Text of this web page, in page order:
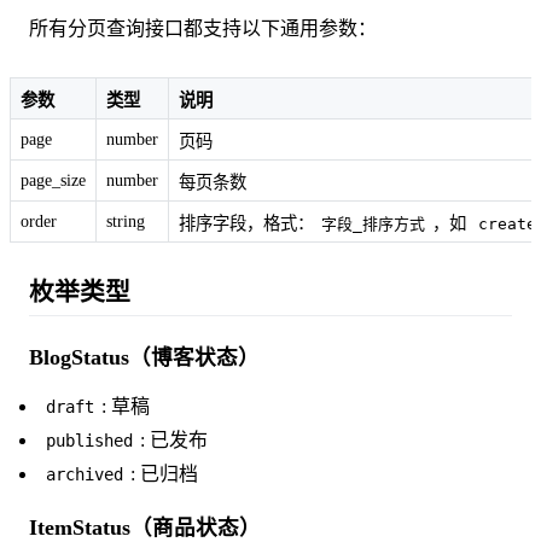
所有分页查询接口都支持以下通用参数：
参数 类型
说明
page
number
页码
page_size
number
每页条数
order
string 排序字段，格式： 字段_排序方式 ，如
枚举类型
BlogStatus（博客状态）
draft : 草稿
published : 已发布
archived : 已归档
ItemStatus（商品状态）